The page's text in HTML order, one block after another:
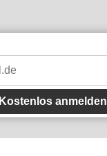
Kostenlos anmelden